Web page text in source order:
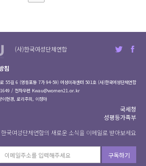
(사)한국여성단체연합
침
55길 6 (영등포동 7가 94-59) 여성미래센터 501호 (사)한국여성단체연합
/ 전자우편 Kwau@women21.or.kr
현경, 로리주희, 이정아
국세청
성평등가족부
한국여성단체연합의 새로운 소식을 이메일로 받아보세요
구독하기